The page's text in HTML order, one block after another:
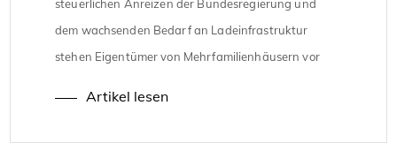
steuerlichen Anreizen der Bundesregierung und
dem wachsenden Bedarf an Ladeinfrastruktur
stehen Eigentümer von Mehrfamilienhäusern vor
Artikel lesen